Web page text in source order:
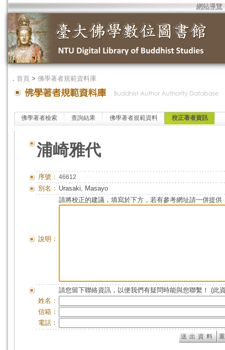
網站導覽
． 首頁 > 佛學著者規範資料庫
佛學著者檢索 查詢結果 佛學著者規範資料 校正著者資訊
浦崎雅代
序號： 46612
別名： Urasaki, Masayo
說明：
請將校正的建議，填寫於下方，若有參考網址請一併提供
請您留下聯絡資訊，以便我們有疑問時能與您聯繫！ (此
姓名：
信箱：
電話：